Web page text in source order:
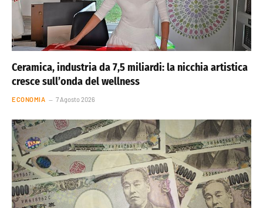
Ceramica, industria da 7,5 miliardi: la nicchia artistica
cresce sull’onda del wellness
ECONOMIA 7 Agosto 2026